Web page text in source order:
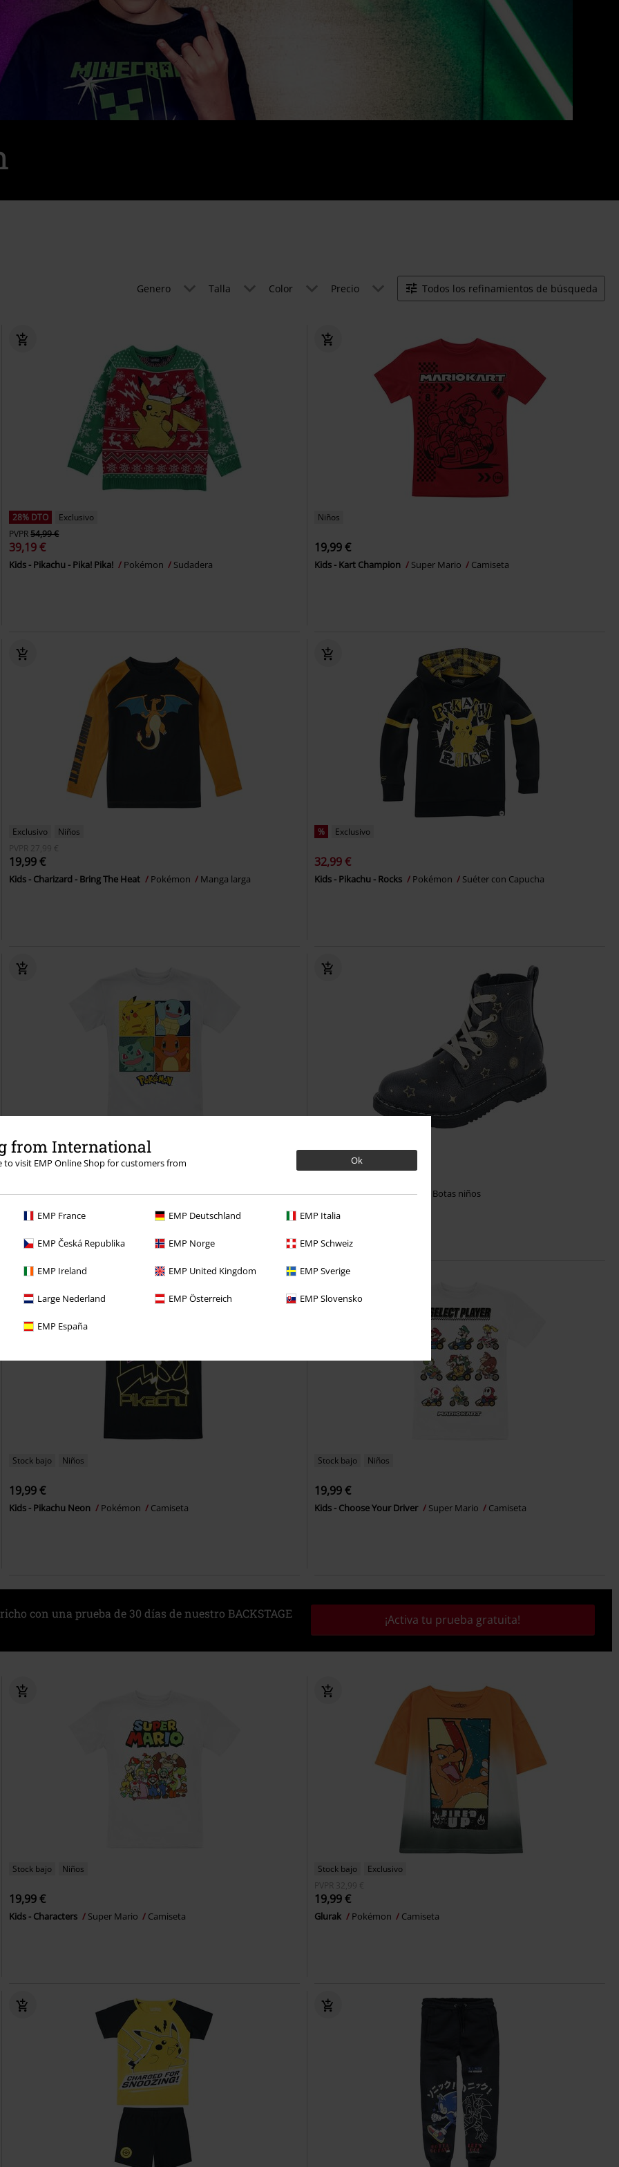
from International
to visit EMP Online Shop for customers from
Ok
EMP France EMP Deutschland EMP Italia
EMP Česká Republika EMP Norge EMP Schweiz
EMP Ireland EMP United Kingdom EMP Sverige
Large Nederland EMP Österreich EMP Slovensko
EMP España
Genero Talla Color Precio Todos los refinamientos de búsqueda
28% DTO
Exclusivo
PVPR54,99 €
39,19 €
Kids - Pikachu - Pika! Pika! Pokémon Sudadera
Niños
19,99 €
Kids - Kart Champion Super Mario Camiseta
Exclusivo
Niños
PVPR 27,99 €
19,99 €
Kids - Charizard - Bring The Heat Pokémon Manga larga
% Exclusivo
32,99 €
Kids - Pikachu - Rocks Pokémon Suéter con Capucha
Niños
Kids - Partner Pokémon Camiseta
59,99 €
Kids - Celestial Pokémon Botas niños
Stock bajo Niños
19,99 €
Kids - Pikachu Neon Pokémon Camiseta
Stock bajo Niños
19,99 €
Kids - Choose Your Driver Super Mario Camiseta
con una prueba de 30 días de nuestro BACKSTAGE
¡Activa tu prueba gratuita!
Stock bajo Niños
19,99 €
Kids - Characters Super Mario Camiseta
Stock bajo
Exclusivo
PVPR 32,99 €
19,99 €
Glurak Pokémon Camiseta